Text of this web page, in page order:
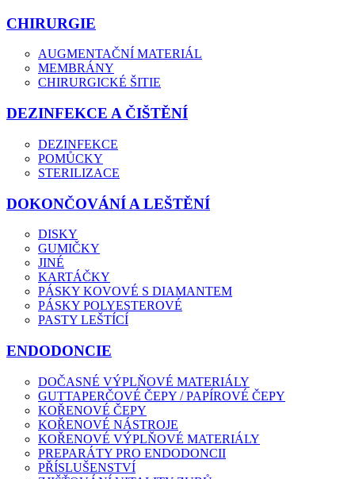
CHIRURGIE
AUGMENTAČNÍ MATERIÁL
MEMBRÁNY
CHIRURGICKÉ ŠITIE
DEZINFEKCE A ČIŠTĚNÍ
DEZINFEKCE
POMŮCKY
STERILIZACE
DOKONČOVÁNÍ A LEŠTĚNÍ
DISKY
GUMIČKY
JINÉ
KARTÁČKY
PÁSKY KOVOVÉ S DIAMANTEM
PÁSKY POLYESTEROVÉ
PASTY LEŠTÍCÍ
ENDODONCIE
DOČASNÉ VÝPLŇOVÉ MATERIÁLY
GUTTAPERČOVÉ ČEPY / PAPÍROVÉ ČEPY
KOŘENOVÉ ČEPY
KOŘENOVÉ NÁSTROJE
KOŘENOVÉ VÝPLŇOVÉ MATERIÁLY
PREPARÁTY PRO ENDODONCII
PŘÍSLUŠENSTVÍ